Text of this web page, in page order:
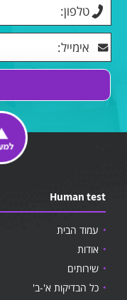
Human test
עמוד הבית
אודות
שירותים
כל הבדיקות א'-ב'